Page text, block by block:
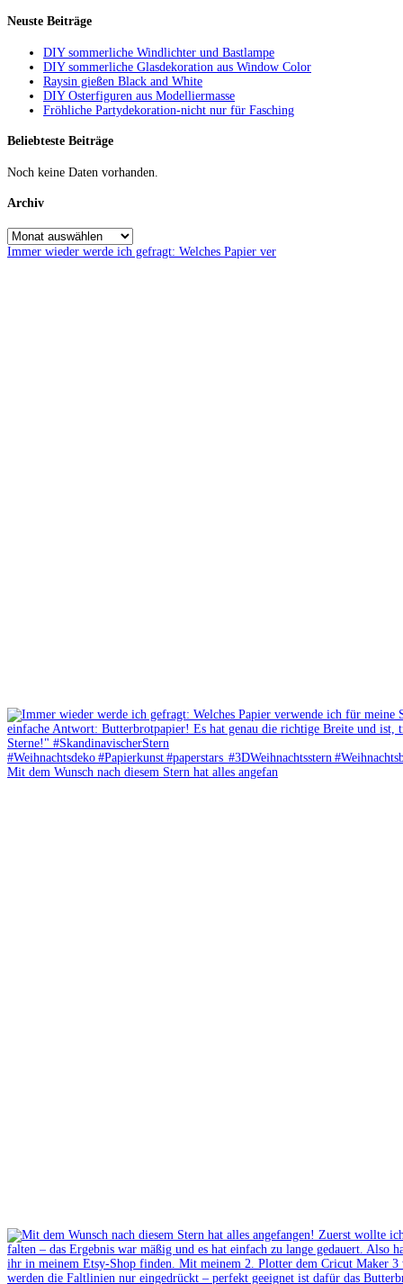
Neuste Beiträge
DIY sommerliche Windlichter und Bastlampe
DIY sommerliche Glasdekoration aus Window Color
Raysin gießen Black and White
DIY Osterfiguren aus Modelliermasse
Fröhliche Partydekoration-nicht nur für Fasching
Beliebteste Beiträge
Noch keine Daten vorhanden.
Archiv
Immer wieder werde ich gefragt: Welches Papier ver
Mit dem Wunsch nach diesem Stern hat alles angefan